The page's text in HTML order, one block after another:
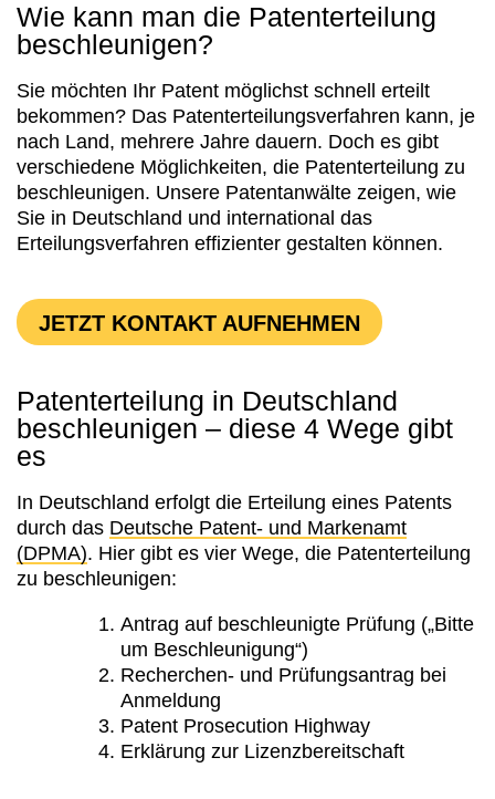
Wie kann man die Patenterteilung
beschleunigen?
Sie möchten Ihr Patent möglichst schnell erteilt
bekommen? Das Patenterteilungsverfahren kann, je
nach Land, mehrere Jahre dauern. Doch es gibt
verschiedene Möglichkeiten, die Patenterteilung zu
beschleunigen. Unsere Patentanwälte zeigen, wie
Sie in Deutschland und international das
Erteilungsverfahren effizienter gestalten können.
JETZT KONTAKT AUFNEHMEN
Patenterteilung in Deutschland
beschleunigen – diese 4 Wege gibt
es
In Deutschland erfolgt die Erteilung eines Patents
durch das Deutsche Patent- und Markenamt
(DPMA). Hier gibt es vier Wege, die Patenterteilung
zu beschleunigen:
Antrag auf beschleunigte Prüfung („Bitte
um Beschleunigung“)
Recherchen- und Prüfungsantrag bei
Anmeldung
Patent Prosecution Highway
Erklärung zur Lizenzbereitschaft